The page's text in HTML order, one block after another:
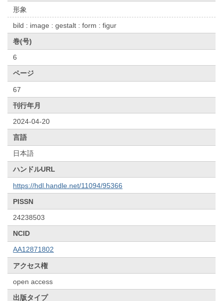
形象
bild : image : gestalt : form : figur
巻(号)
6
ページ
67
刊行年月
2024-04-20
言語
日本語
ハンドルURL
https://hdl.handle.net/11094/95366
PISSN
24238503
NCID
AA12871802
アクセス権
open access
出版タイプ